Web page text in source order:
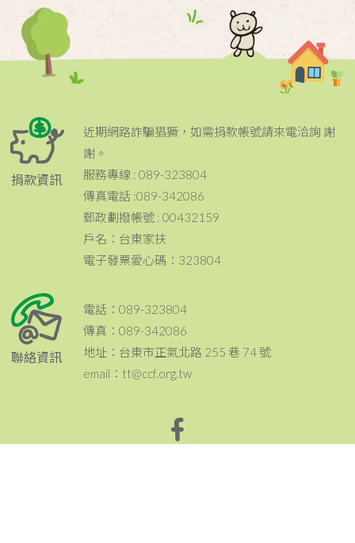
捐款資訊
近期網路詐騙猖獗，如需捐款帳號請來電洽詢 謝
謝。
服務專線 : 089-323804
傳真電話 :089-342086
郵政劃撥帳號 : 00432159
戶名：台東家扶
電子發票愛心碼：323804
聯絡資訊
電話：089-323804
傳真：089-342086
地址：台東市正氣北路 255 巷 74 號
email：tt@ccf.org.tw